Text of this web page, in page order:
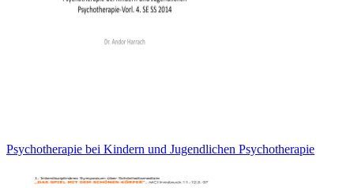
Psychotherapie bei Kindern und Jugendlichen Psychotherapie